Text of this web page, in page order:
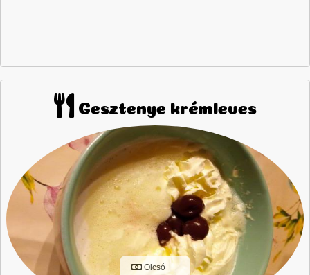
Gesztenye krémleves
Olcsó